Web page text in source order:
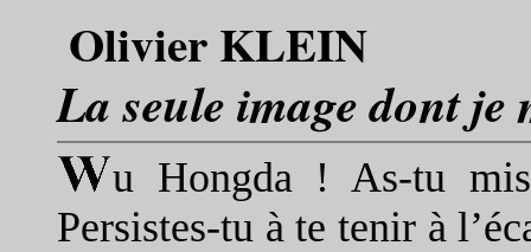
Olivier KLEIN
La seule image dont je
u Hongda ! As-tu
Persistes-tu à te tenir à